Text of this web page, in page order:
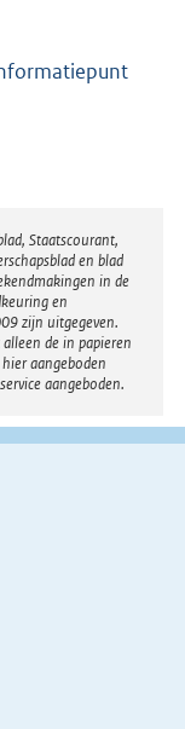
Staatscourant,
en blad
in de
en
zijn uitgegeven.
de in papieren
aangeboden
aangeboden.